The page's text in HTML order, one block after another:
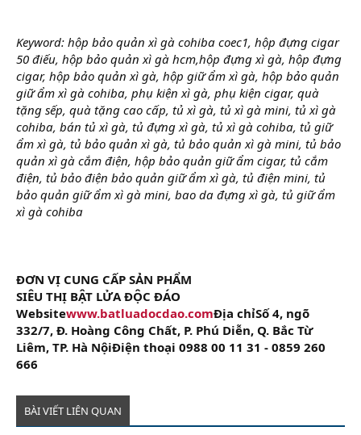
Keyword: hộp bảo quản xì gà cohiba coec1, hộp đựng cigar
50 điếu, hộp bảo quản xì gà hcm,hộp đựng xì gà, hộp đựng
cigar, hộp bảo quản xì gà, hộp giữ ẩm xì gà, hộp bảo quản
giữ ẩm xì gà cohiba, phụ kiện xì gà, phụ kiện cigar, quà
tặng sếp, quà tặng cao cấp, tủ xì gà, tủ xì gà mini, tủ xì gà
cohiba, bán tủ xì gà, tủ đựng xì gà, tủ xì gà cohiba, tủ giữ
ẩm xì gà, tủ bảo quản xì gà, tủ bảo quản xì gà mini, tủ bảo
quản xì gà cắm điện, hộp bảo quản giữ ẩm cigar, tủ cắm
điện, tủ bảo điện bảo quản giữ ẩm xì gà, tủ điện mini, tủ
bảo quản giữ ẩm xì gà mini, bao da đựng xì gà, tủ giữ ẩm
xì gà cohiba
ĐƠN VỊ CUNG CẤP SẢN PHẨM
SIÊU THỊ BẬT LỬA ĐỘC ĐÁO
Websitewww.batluadocdao.comĐịa chỉSố 4, ngõ
332/7, Đ. Hoàng Công Chất, P. Phú Diễn, Q. Bắc Từ
Liêm, TP. Hà NộiĐiện thoại 0988 00 11 31 - 0859 260
666
BÀI VIẾT LIÊN QUAN